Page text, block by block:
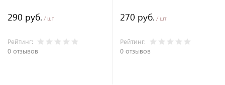
290 руб. / шт
Рейтинг:
0 отзывов
270 руб. / шт
Рейтинг:
0 отзывов